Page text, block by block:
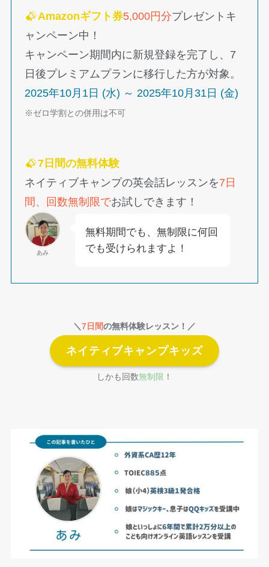
Amazonギフト券5,000円分プレゼントキ
ャンペーン中！
キャンペーン期間内に新規登録を完了し、7
日後プレミアムプランに移行した方が対象。
2025年10月1日 (水) ～ 2025年10月31日 (金)
※ゼロ学割との併用は不可
7日間の無料体験
ネイティブキャンプの英会話レッスンを7日
間、回数無制限でお試しできます！
あみ
無料期間でも、無制限に何回
でも受けられますよ！
＼7日間の無料体験レッスン！／
ネイティブキャンプキッズ
しかも回数無制限 ！